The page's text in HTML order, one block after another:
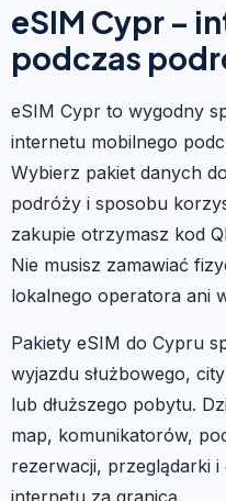
eSIM Cypr –
podczas
eSIM Cypr to wygodny
internetu mobilnego
Wybierz pakiet danych
podróży i sposobu
zakupie otrzymasz kod
Nie musisz zamawiać
lokalnego operatora ani
Pakiety eSIM do Cypru
wyjazdu służbowego,
lub dłuższego pobytu.
map, komunikatorów,
rezerwacji, przeglądarki
internetu za granicą.